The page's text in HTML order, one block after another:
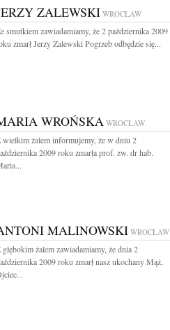
ZALEWSKIWROCŁAW
smutkiem zawiadamiamy, że 2 października 2009
zmarł Jerzy Zalewski Pogrzeb odbędzie się...
WROŃSKAWROCŁAW
wielkim żalem informujemy, że w dniu 2
2009 roku zmarła prof. zw. dr hab.
MALINOWSKI WROCŁAW
głębokim żalem zawiadamiamy, że dnia 2
2009 roku zmarł nasz ukochany Mąż,